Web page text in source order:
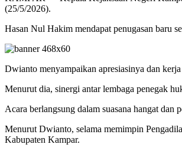
(25/5/2026).
Hasan Nul Hakim mendapat penugasan baru
Dwianto menyampaikan apresiasinya dan
Menurut dia, sinergi antar lembaga penegak
Acara berlangsung dalam suasana hangat
Menurut Dwianto, selama memimpin
Kabupaten Kampar.